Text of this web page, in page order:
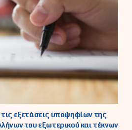
τις εξετάσεις υποψηφίων της
του εξωτερικού και τέκνων